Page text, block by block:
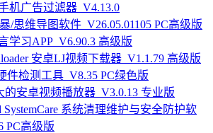
机广告过滤器_V4.13.0
/思维导图软件_V26.05.01105 PC高级版
学习APP_V6.90.3 高级版
安卓LJ视频下载器_V1.1.79 高级版
件检测工具_V8.35 PC绿色版
的安卓视频播放器_V3.0.13 专业版
SystemCare 系统清理维护与安全防护软
PC高级版